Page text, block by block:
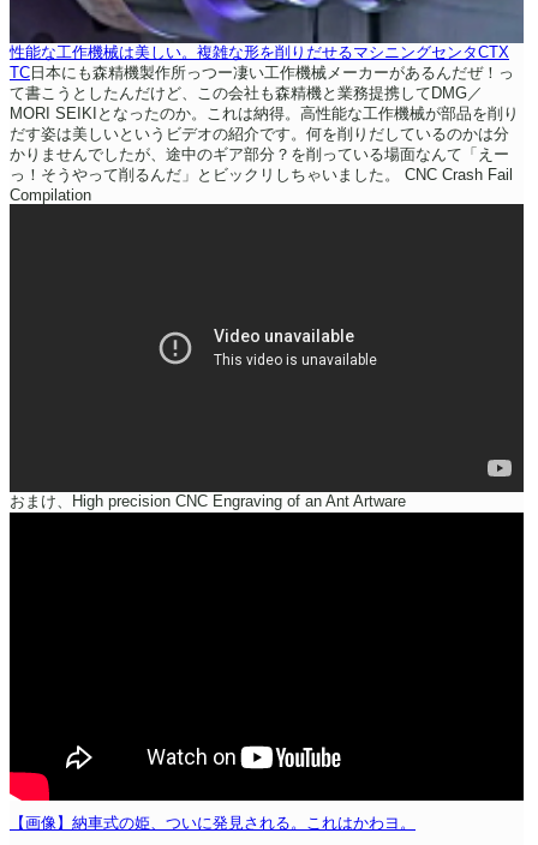
性能な工作機械は美しい。複雑な形を削りだせるマシニングセンタCTX
TC 日本にも森精機製作所っつー凄い工作機械メーカーがあるんだぜ！っ
て書こうとしたんだけど、この会社も森精機と業務提携してDMG／
MORI SEIKIとなったのか。これは納得。高性能な工作機械が部品を削り
だす姿は美しいというビデオの紹介です。何を削りだしているのかは分
かりませんでしたが、途中のギア部分？を削っている場面なんて「えー
っ！そうやって削るんだ」とビックリしちゃいました。
CNC Crash Fail
Compilation
おまけ、High precision CNC Engraving of an Ant Artware
【画像】納車式の姫、ついに発見される。これはかわヨ。